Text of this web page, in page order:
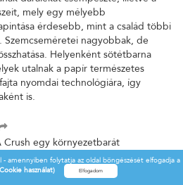
darálékat csempészte, illetve a
mely egy mélyebb
érdesebb, mint a család többi
Szemcseméretei nagyobbak, de
Helyenként sötétbarna
utalnak a papír természetes
nyomdai technológiára, így
is.
egy környezetbarát
gyümölcsök és növények
a gyártás során, így azok szemcséi a
amennyiben folytatja az oldal böngészését elfogadja a
használat)